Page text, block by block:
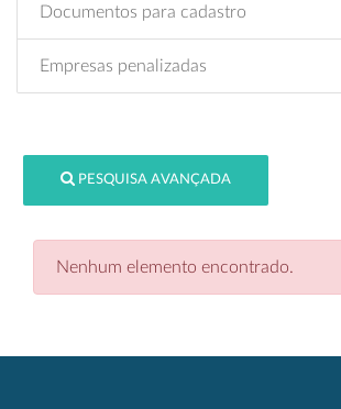
Documentos para cadastro
Empresas penalizadas
PESQUISA AVANÇADA
Nenhum elemento encontrado.